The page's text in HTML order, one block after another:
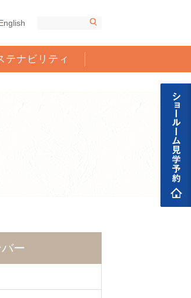
テナビリティ
ー